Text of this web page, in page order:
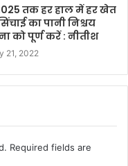
तक हर हाल में हर खेत
का पानी निश्चय
को पूर्ण करें : नीतीश
21, 2022
Required fields are